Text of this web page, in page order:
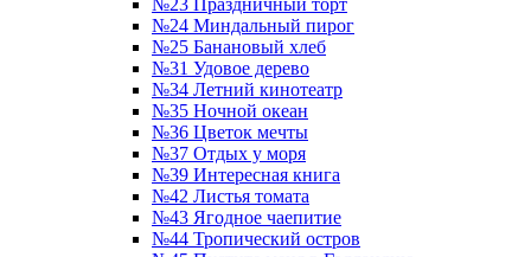
№23 Праздничный торт
№24 Миндальный пирог
№25 Банановый хлеб
№31 Удовое дерево
№34 Летний кинотеатр
№35 Ночной океан
№36 Цветок мечты
№37 Отдых у моря
№39 Интересная книга
№42 Листья томата
№43 Ягодное чаепитие
№44 Тропический остров